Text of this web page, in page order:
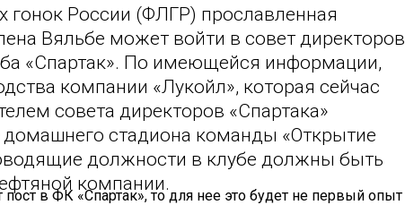
России (ФЛГР) прославленная
Вяльбе может войти в совет директоров
«Спартак». По имеющейся информации,
компании «Лукойл», которая сейчас
совета директоров «Спартака»
стадиона команды «Открытие
должности в клубе должны быть
компании.
в ФК «Спартак», то для нее это будет не первый опыт